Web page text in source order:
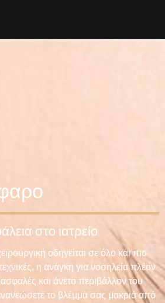
στο ιατρείο
οδηγείται σε όλο και πιο
η ανάγκη για νοσηλεία πλέον
και άνετο περιβάλλον του
το βλέμμα σας μακριά από